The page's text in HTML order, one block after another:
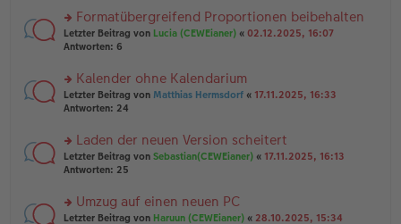
tr
a
g
el
es
e
B
ei
tr
g
rs
te
n
g
el
e
n
er
tr
a
Formatübergreifend Proportionen beibehalten
Letzter Beitrag von Lucia (CEWEianer) « 02.12.2025, 16:07
Antworten: 6
rs
te
n
g
el
e
n
Kalender ohne Kalendarium
Letzter Beitrag von Matthias Hermsdorf « 17.11.2025, 16:33
Antworten: 24
rs
te
n
Laden der neuen Version scheitert
Letzter Beitrag von Sebastian(CEWEianer) « 17.11.2025, 16:13
Antworten: 25
rs
Umzug auf einen neuen PC
Letzter Beitrag von Haruun (CEWEianer) « 28.10.2025, 15:34